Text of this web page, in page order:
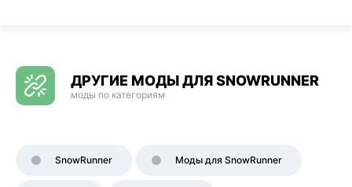
ДРУГИЕ МОДЫ ДЛЯ SNOWRUNNER
моды по категориям
SnowRunner Моды для SnowRunner